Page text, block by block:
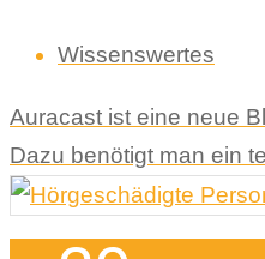
Wissenswertes
Auracast ist eine neue
Dazu benötigt man ein